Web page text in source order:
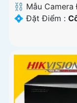
⛓ Mẫu Camera
️💠 Đặt Điểm :